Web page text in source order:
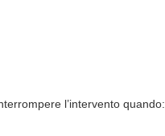
l’intervento quando: